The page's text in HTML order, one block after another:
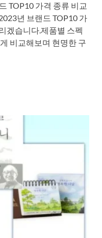
TOP10 가격 종류 비교
년 브랜드 TOP10 가
겠습니다.제품별 스펙
비교해보며 현명한 구